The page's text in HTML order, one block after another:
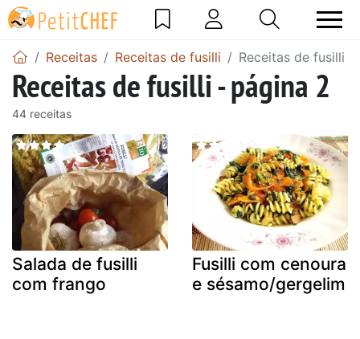
Receitas Receitas de fusilli Receitas de fusilli -
Receitas de fusilli - página 2
44 receitas
Salada de fusilli
com frango
Fusilli com cenoura
e sésamo/gergelim